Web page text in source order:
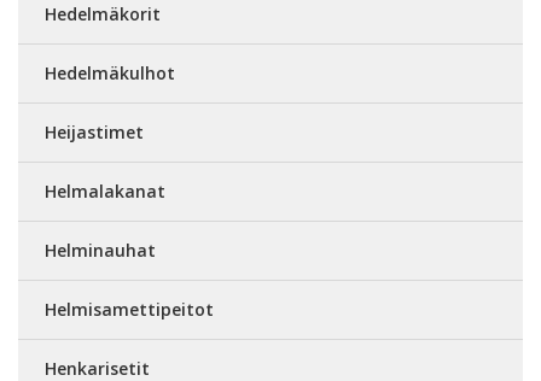
Hedelmäkorit
Hedelmäkulhot
Heijastimet
Helmalakanat
Helminauhat
Helmisamettipeitot
Henkarisetit